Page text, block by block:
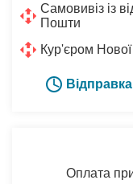
Самовивіз із
Пошти
Кур'єром
Оплата